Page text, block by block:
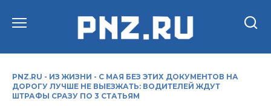
PNZ.RU - ИЗ ЖИЗНИ - С МАЯ БЕЗ ЭТИХ ДОКУМЕНТОВ НА
ДОРОГУ ЛУЧШЕ НЕ ВЫЕЗЖАТЬ: ВОДИТЕЛЕЙ ЖДУТ
ШТРАФЫ СРАЗУ ПО 3 СТАТЬЯМ